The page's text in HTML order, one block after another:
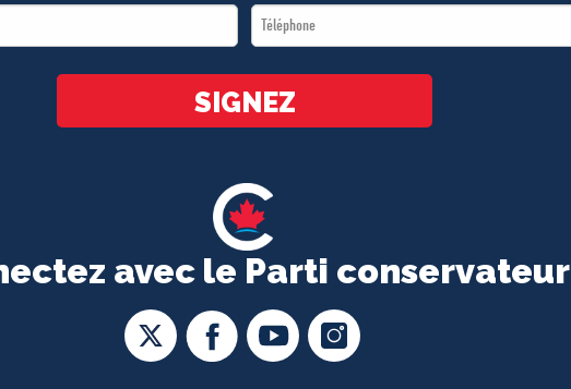
avec le Parti conservateur
Téléphone
*
SIGNEZ